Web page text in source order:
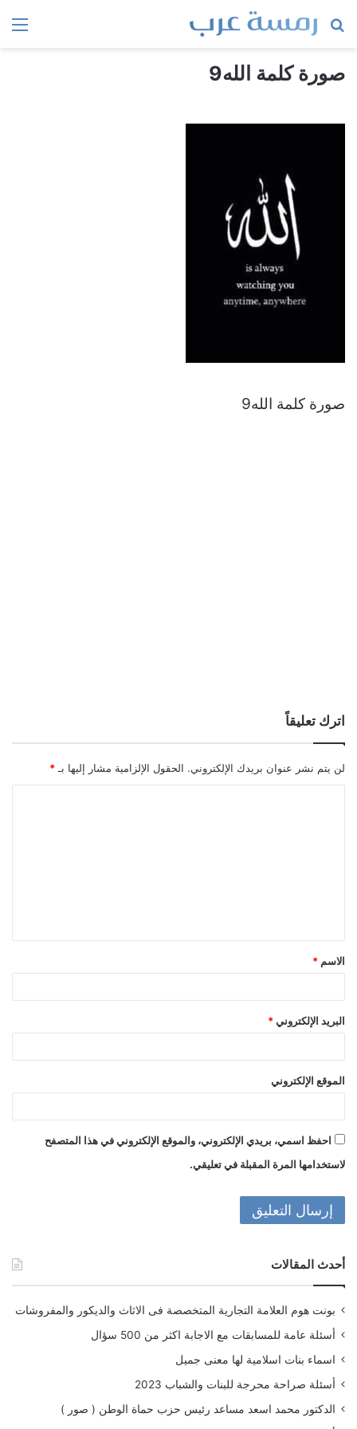
بحث
صورة كلمة الله9
صورة كلمة الله9
اترك تعليقاً
لن يتم نشر عنوان بريدك الإلكتروني. الحقول الإلزامية مشار إليها بـ *
ق
*
الاسم *
البريد الإلكتروني *
الموقع الإلكتروني
احفظ اسمي، بريدي الإلكتروني، والموقع الإلكتروني في هذا المتصفح
لاستخدامها المرة المقبلة في تعليقي.
أحدث المقالات
بونت هوم العلامة التجارية المتخصصة فى الاثاث والديكور والمفروشات
أسئلة عامة للمسابقات مع الاجابة اكثر من 500 سؤال
اسماء بنات اسلامية لها معنى جميل
أسئلة صراحة محرجة للبنات والشباب 2023
الدكتور محمد اسعد مساعد رئيس حزب حماة الوطن ( صور )